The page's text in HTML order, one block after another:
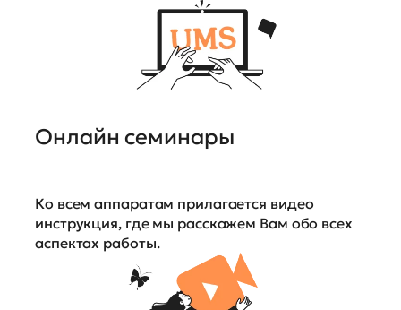
Онлайн семинары
Ко всем аппаратам прилагается видео
инструкция, где мы расскажем Вам обо всех
аспектах работы.